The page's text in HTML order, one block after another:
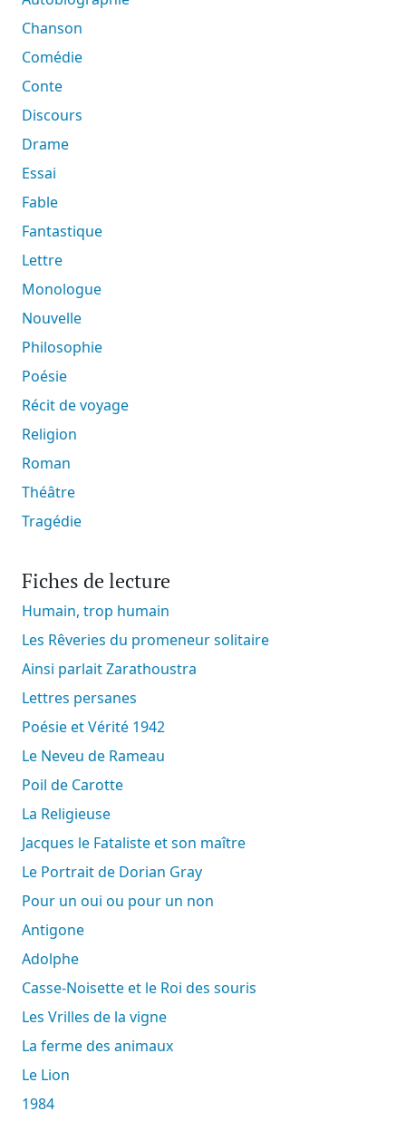
Chanson
Comédie
Conte
Discours
Drame
Essai
Fable
Fantastique
Lettre
Monologue
Nouvelle
Philosophie
Poésie
Récit de voyage
Religion
Roman
Théâtre
Tragédie
Fiches de lecture
Humain, trop humain
Les Rêveries du promeneur solitaire
Ainsi parlait Zarathoustra
Lettres persanes
Poésie et Vérité 1942
Le Neveu de Rameau
Poil de Carotte
La Religieuse
Jacques le Fataliste et son maître
Le Portrait de Dorian Gray
Pour un oui ou pour un non
Antigone
Adolphe
Casse-Noisette et le Roi des souris
Les Vrilles de la vigne
La ferme des animaux
Le Lion
1984